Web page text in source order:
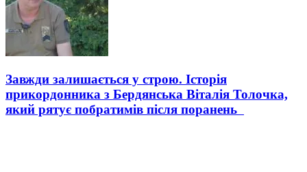
Завжди залишається у строю. Історія
прикордонника з Бердянська Віталія Толочка,
який рятує побратимів після поранень